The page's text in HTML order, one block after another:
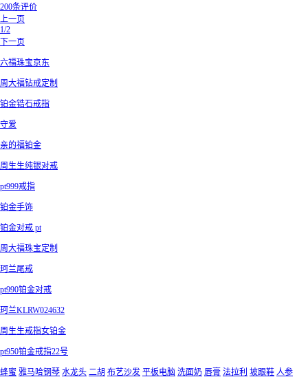
200条评价
上一页
1/2
下一页
六福珠宝京东
周大福钻戒定制
铂金锆石戒指
守爱
亲的福铂金
周生生纯银对戒
pt999戒指
铂金手饰
铂金对戒 pt
周大福珠宝定制
珂兰尾戒
pt990铂金对戒
珂兰KLRW024632
周生生戒指女铂金
pt950铂金戒指22号
蜂蜜 雅马哈钢琴 水龙头 二胡 布艺沙发 平板电脑 洗面奶 唇膏 法拉利 坡跟鞋 人参